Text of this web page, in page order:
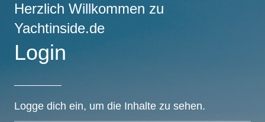
Herzlich Willkommen zu
Yachtinside.de
Login
Logge dich ein, um die Inhalte zu sehen.